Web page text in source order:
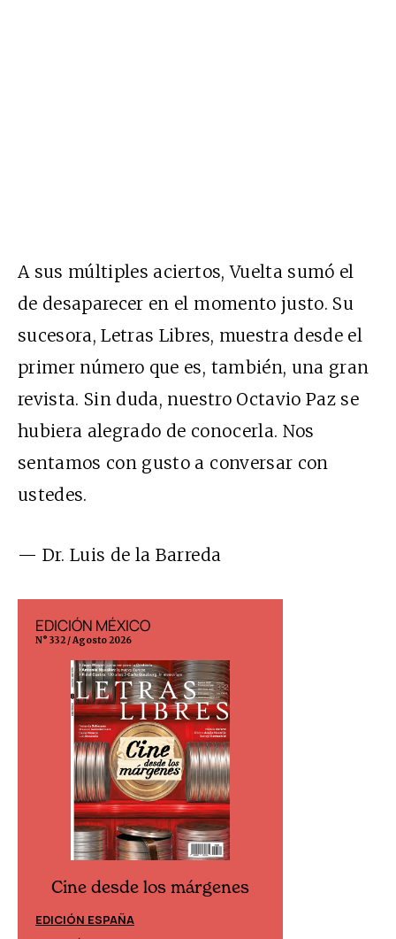
A sus múltiples aciertos, Vuelta sumó el
de desaparecer en el momento justo. Su
sucesora, Letras Libres, muestra desde el
primer número que es, también, una gran
revista. Sin duda, nuestro Octavio Paz se
hubiera alegrado de conocerla. Nos
sentamos con gusto a conversar con
ustedes.
— Dr. Luis de la Barreda
EDICIÓN MÉXICO
N° 332 / Agosto 2026
Cine desde los márgenes
EDICIÓN ESPAÑA